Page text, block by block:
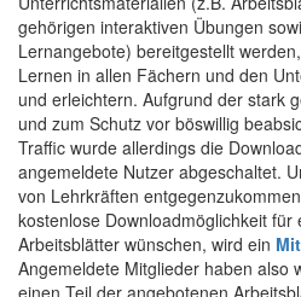
gehörigen interaktiven Übungen
Lernangebote) bereitgestellt
Lernen in allen Fächern und den
und erleichtern. Aufgrund der stark
und zum Schutz vor böswillig
Traffic wurde allerdings die
angemeldete Nutzer abgeschaltet.
von Lehrkräften
kostenlose Downloadmöglichkeit
Arbeitsblätter wünschen, wird ein
Angemeldete Mitglieder haben also
einen Teil der angebotenen